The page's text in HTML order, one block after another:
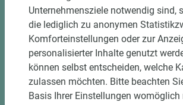
Unternehmensziele notwendig sind,
die lediglich zu anonymen
Komforteinstellungen oder zur
personalisierter Inhalte genutzt
können selbst entscheiden, welche
zulassen möchten. Bitte beachten
Basis Ihrer Einstellungen